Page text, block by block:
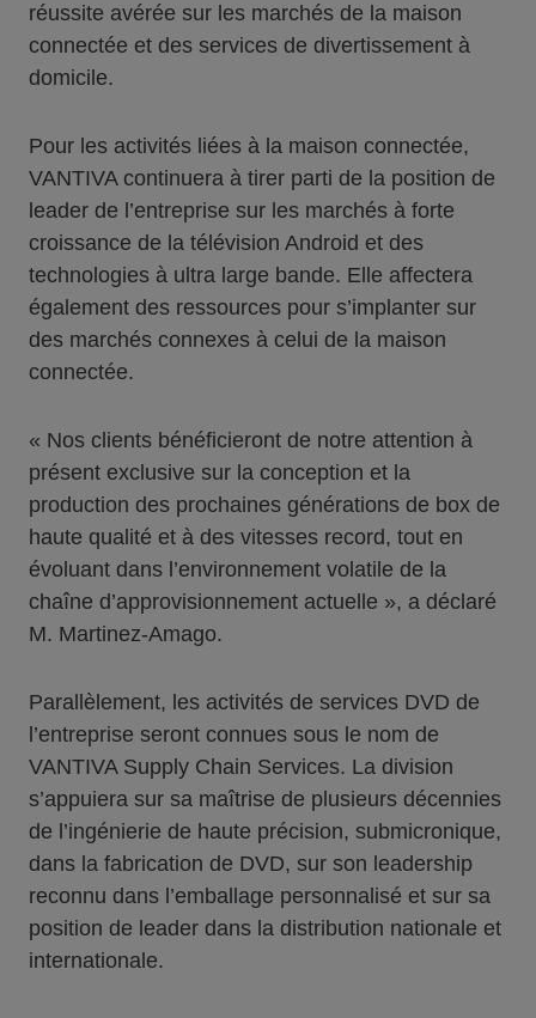
réussite avérée sur les marchés de la maison
connectée et des services de divertissement à
domicile.
Pour les activités liées à la maison connectée,
VANTIVA continuera à tirer parti de la position de
leader de l’entreprise sur les marchés à forte
croissance de la télévision Android et des
technologies à ultra large bande. Elle affectera
également des ressources pour s’implanter sur
des marchés connexes à celui de la maison
connectée.
« Nos clients bénéficieront de notre attention à
présent exclusive sur la conception et la
production des prochaines générations de box de
haute qualité et à des vitesses record, tout en
évoluant dans l’environnement volatile de la
chaîne d’approvisionnement actuelle », a déclaré
M. Martinez-Amago.
Parallèlement, les activités de services DVD de
l’entreprise seront connues sous le nom de
VANTIVA Supply Chain Services. La division
s’appuiera sur sa maîtrise de plusieurs décennies
de l’ingénierie de haute précision, submicronique,
dans la fabrication de DVD, sur son leadership
reconnu dans l’emballage personnalisé et sur sa
position de leader dans la distribution nationale et
internationale.